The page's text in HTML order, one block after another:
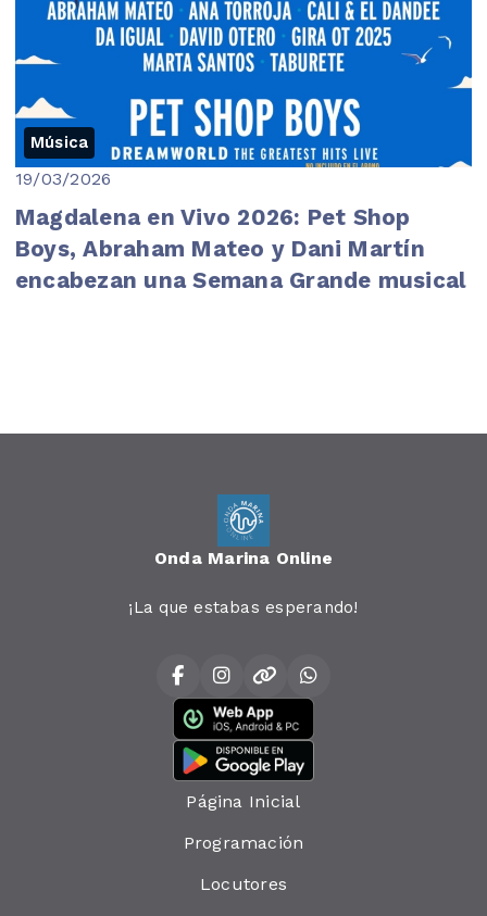
Música
19/03/2026
Magdalena en Vivo 2026: Pet Shop
Boys, Abraham Mateo y Dani Martín
encabezan una Semana Grande musical
Onda Marina Online
¡La que estabas esperando!
Página Inicial
Programación
Locutores